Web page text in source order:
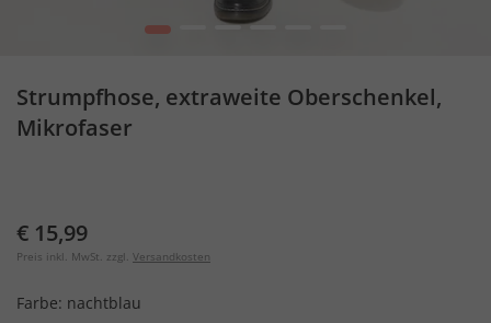
1
Strumpfhose, extraweite Oberschenkel,
Mikrofaser
€ 15,99
Preis inkl. MwSt. zzgl. Versandkosten
Farbe: nachtblau